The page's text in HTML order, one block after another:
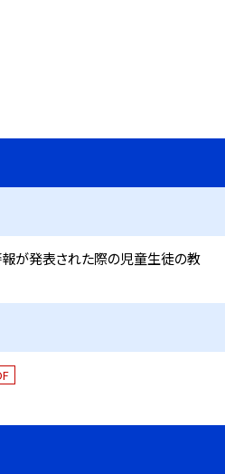
報が発表された際の児童生徒の教